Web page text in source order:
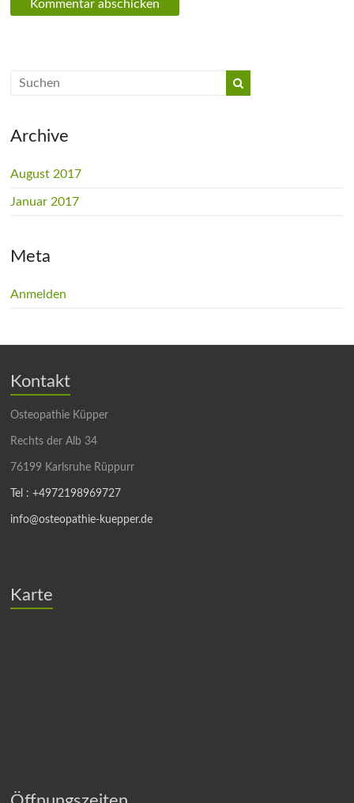
Archive
August 2017
Januar 2017
Meta
Anmelden
Kontakt
Osteopathie Küpper
Rechts der Alb 34
76199 Karlsruhe Rüppurr
Tel : +4972198969727
info@osteopathie-kuepper.de
Karte